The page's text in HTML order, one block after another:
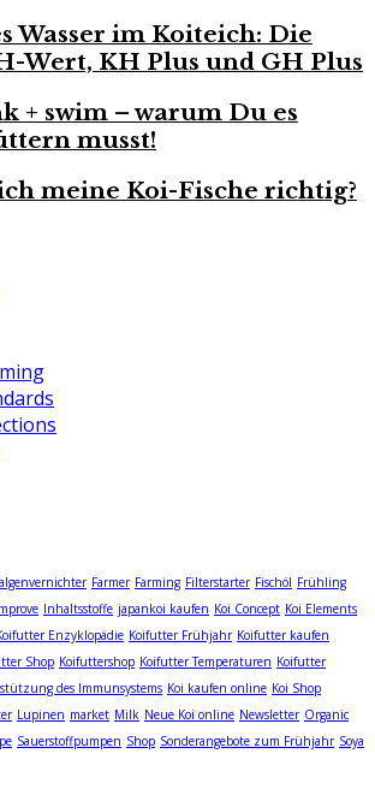
Wasser im Koiteich: Die
Wert, KH Plus und GH Plus
+ swim – warum Du es
musst!
meine Koi-Fische richtig?
Farmer Farming Filterstarter Fischöl Frühling
Inhaltsstoffe japankoi kaufen Koi Concept Koi Elements
Enzyklopädie Koifutter Frühjahr Koifutter kaufen
Shop Koifuttershop Koifutter Temperaturen Koifutter
des Immunsystems Koi kaufen online Koi Shop
Lupinen market Milk Neue Koi online Newsletter Organic
Sauerstoffpumpen Shop Sonderangebote zum Frühjahr Soya